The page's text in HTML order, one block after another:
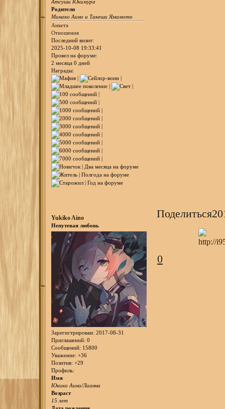
Атсуши Юкимура
Родители
Минако Аино и Такеши Ямамото
Анкета
Отношения
Последний визит:
2025-10-08 19:33:41
Провел на форуме:
2 месяца 0 дней
Награды:
Поделиться
Yukiko Aino
Непутевая любовь
Зарегистрирован: 2017-08-31
Приглашений: 0
Сообщений: 15800
Уважение: +36
Позитив: +29
Профиль:
Имя
Юкико Аино/Лианна
Возраст
15 лет
0